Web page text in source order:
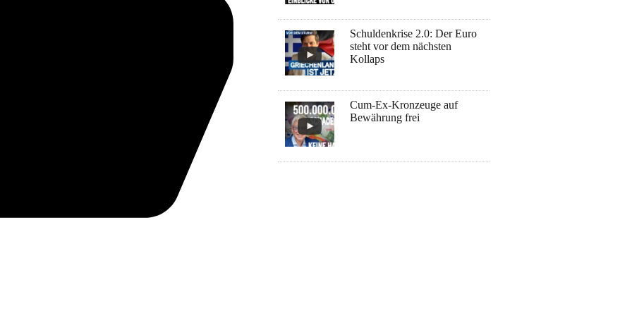
Schuldenkrise 2.0: Der Euro
steht vor dem nächsten
Kollaps
Cum-Ex-Kronzeuge auf
Bewährung frei